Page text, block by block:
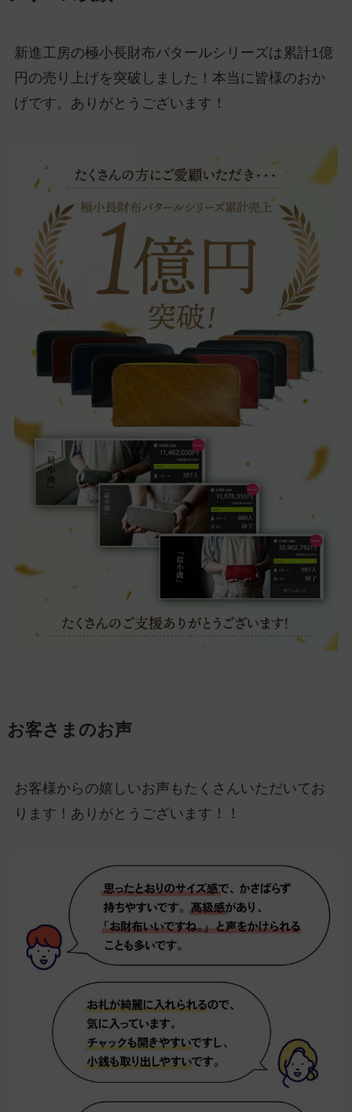
新進工房の極小長財布バタールシリーズは累計1億
円の売り上げを突破しました！本当に皆様のおか
げです。ありがとうございます！
お客さまのお声
お客様からの嬉しいお声もたくさんいただいてお
ります！ありがとうございます！！